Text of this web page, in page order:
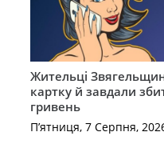
Жительці
картку й завдали
гривень
П’ятниця, 7 Серпня,